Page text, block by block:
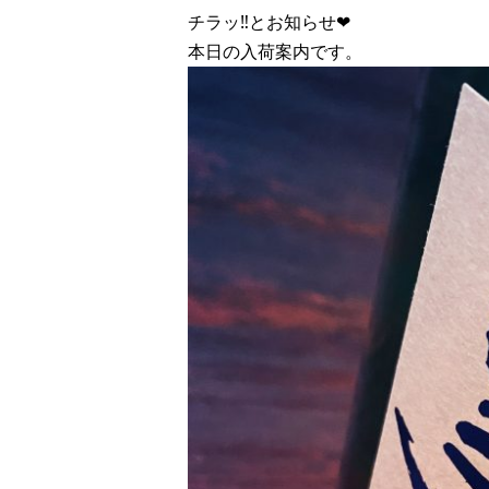
チラッ‼︎とお知らせ❤︎
本日の入荷案内です。